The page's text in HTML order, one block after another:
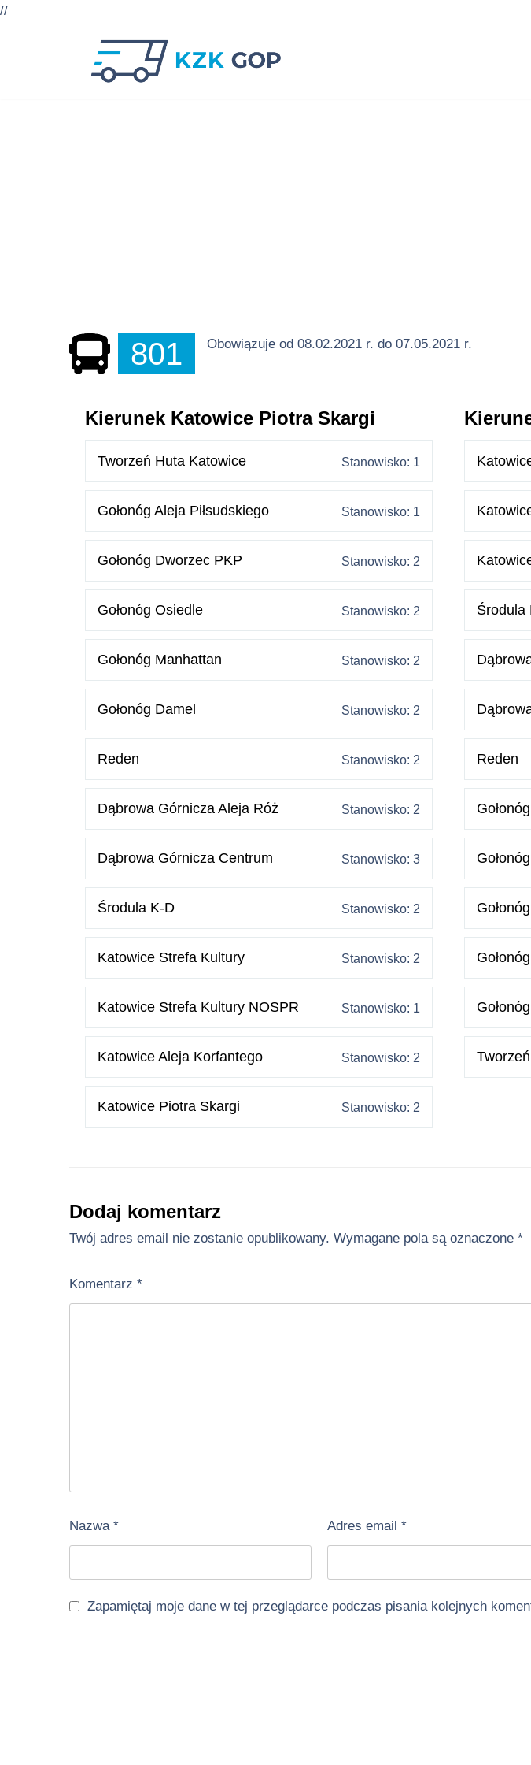
//
801 Obowiązuje od 08.02.2021 r. do 07.05.2021 r.
Kierunek Katowice Piotra Skargi
Tworzeń Huta Katowice Stanowisko: 1
Gołonóg Aleja Piłsudskiego Stanowisko: 1
Gołonóg Dworzec PKP Stanowisko: 2
Gołonóg Osiedle Stanowisko: 2
Gołonóg Manhattan Stanowisko: 2
Gołonóg Damel Stanowisko: 2
Reden Stanowisko: 2
Dąbrowa Górnicza Aleja Róż Stanowisko: 2
Dąbrowa Górnicza Centrum Stanowisko: 3
Środula K-D Stanowisko: 2
Katowice Strefa Kultury Stanowisko: 2
Katowice Strefa Kultury NOSPR Stanowisko: 1
Katowice Aleja Korfantego Stanowisko: 2
Katowice Piotra Skargi Stanowisko: 2
Środula
Reden
Dodaj komentarz
Twój adres email nie zostanie opublikowany. Wymagane pola są oznaczone *
Komentarz *
Nazwa * Adres email*
Zapamiętaj moje dane w tej przeglądarce podczas pisania kolejnych